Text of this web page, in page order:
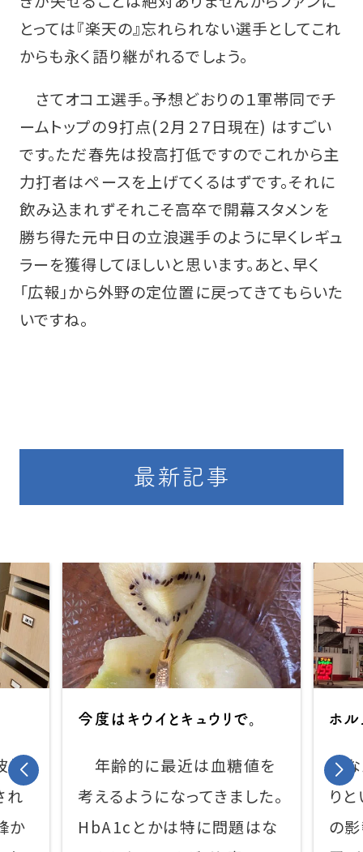
とっては『楽天の』忘れられない選手としてこれ
からも永く語り継がれるでしょう。
さてオコエ選手。予想どおりの１軍帯同でチ
ームトップの９打点(２月２７日現在) はすごい
です。ただ春先は投高打低ですのでこれから主
力打者はペースを上げてくるはずです。それに
飲み込まれずそれこそ高卒で開幕スタメンを
勝ち得た元中日の立浪選手のように早くレギュ
ラーを獲得してほしいと思います。あと、早く
「広報」から外野の定位置に戻ってきてもらいた
いですね。
最新記事
姫
れ
か
今度はキウイとキュウリで。
年齢的に最近は血糖値を
考えるようになってきました。
HbA1cとかは特に問題はな
ホ
な
り
の